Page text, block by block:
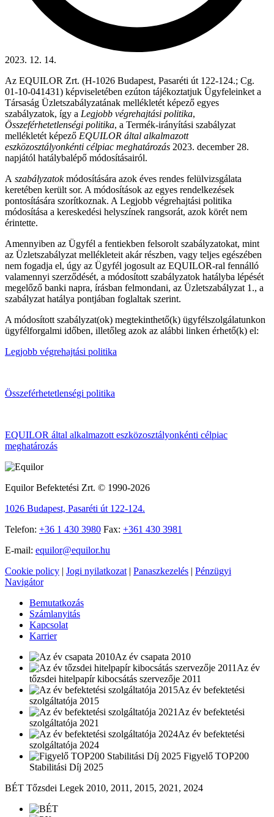
2023. 12. 14.
Az EQUILOR Zrt. (H-1026 Budapest, Pasaréti út 122-124.; Cg.
01-10-041431) képviseletében ezúton tájékoztatjuk Ügyfeleinket a
Társaság Üzletszabályzatának mellékletét képező egyes
szabályzatok, így a Legjobb végrehajtási politika,
Összeférhetetlenségi politika, a Termék-irányítási szabályzat
mellékletét képező EQUILOR által alkalmazott
eszközosztályonkénti célpiac meghatározás 2023. december 28.
napjától hatálybalépő módosításairól.
A szabályzatokmódosítására azok éves rendes felülvizsgálata
keretében került sor. A módosítások az egyes rendelkezések
pontosítására szorítkoznak. A Legjobb végrehajtási politika
módosítása a kereskedési helyszínek rangsorát, azok körét nem
érintette.
Amennyiben az Ügyfél a fentiekben felsorolt szabályzatokat, mint
az Üzletszabályzat mellékleteit akár részben, vagy teljes egészében
nem fogadja el, úgy az Ügyfél jogosult az EQUILOR-ral fennálló
valamennyi szerződését, a módosított szabályzatok hatályba lépését
megelőző banki napra, írásban felmondani, az Üzletszabályzat 1., a
szabályzat hatálya pontjában foglaltak szerint.
A módosított szabályzat(ok) megtekinthető(k) ügyfélszolgálatunkon
ügyfélforgalmi időben, illetőleg azok az alábbi linken érhető(k) el:
Legjobb végrehajtási politika
Összeférhetetlenségi politika
EQUILOR által alkalmazott eszközosztályonkénti célpiac
meghatározás
Equilor Befektetési Zrt. © 1990-2026
1026 Budapest, Pasaréti út 122-124.
Telefon: +36 1 430 3980 Fax: +361 430 3981
E-mail: equilor@equilor.hu
Cookie policy | Jogi nyilatkozat| Panaszkezelés | Pénzügyi
Navigátor
Bemutatkozás
Számlanyitás
Kapcsolat
Karrier
Az év csapata 2010
Az év
tőzsdei hitelpapír kibocsátás szervezője 2011
Az év befektetési
szolgáltatója 2015
Az év befektetési
szolgáltatója 2021
Az év befektetési
szolgáltatója 2024
Figyelő TOP200
Stabilitási Díj 2025
BÉT Tőzsdei Legek 2010, 2011, 2015, 2021, 2024